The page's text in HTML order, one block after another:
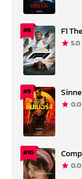
#8 F1
5.0
#9
0.0
#10
0.0